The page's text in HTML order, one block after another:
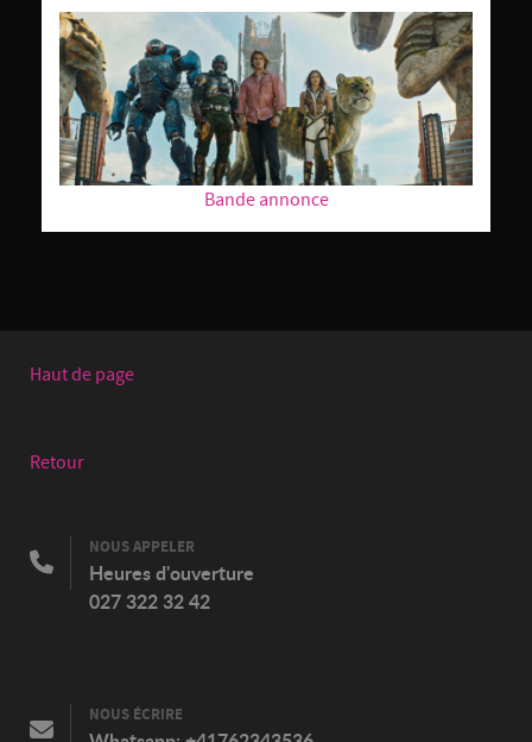
Bande annonce
Haut de page
Retour
NOUS APPELER
Heures d'ouverture
027 322 32 42
NOUS ÉCRIRE